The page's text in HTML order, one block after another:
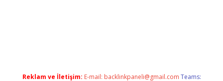
Reklam ve İletişim: E-mail: backlinkpaneli@gmail.com Teams: